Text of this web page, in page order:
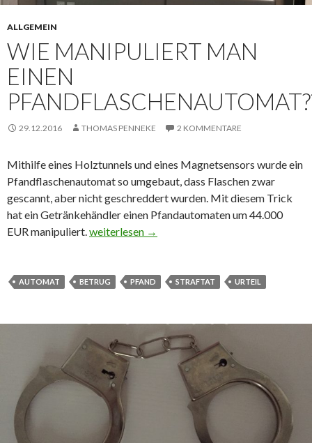
ALLGEMEIN
WIE MANIPULIERT MAN
EINEN
29.12.2016 THOMAS PENNEKE 2 KOMMENTARE
Mithilfe eines Holztunnels und eines Magnetsensors wurde ein
Pfandflaschenautomat so umgebaut, dass Flaschen zwar
gescannt, aber nicht geschreddert wurden. Mit diesem Trick
hat ein Getränkehändler einen Pfandautomaten um 44.000
EUR manipuliert.WIE MANIPULIERT MAN EINEN
weiterlesen →
AUTOMAT BETRUG PFAND STRAFTAT URTEIL